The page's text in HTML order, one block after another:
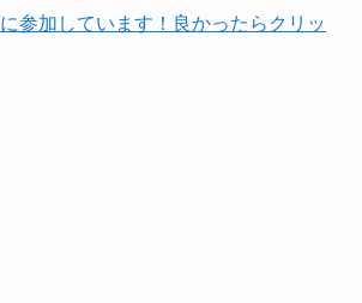
参加しています！良かったらクリッ